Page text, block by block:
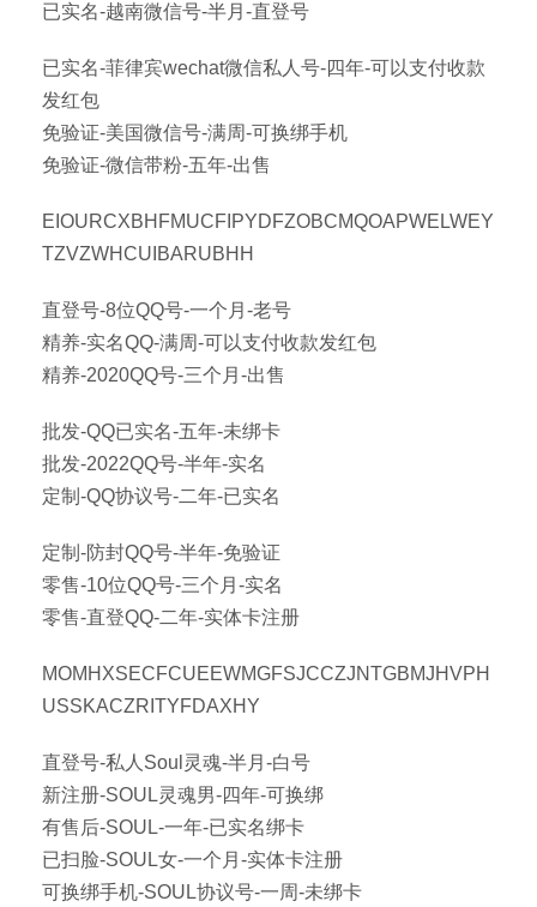
已实名-越南微信号-半月-直登号
已实名-菲律宾wechat微信私人号-四年-可以支付收款
发红包
免验证-美国微信号-满周-可换绑手机
免验证-微信带粉-五年-出售
EIOURCXBHFMUCFIPYDFZOBCMQOAPWELWEY
TZVZWHCUIBARUBHH
直登号-8位QQ号-一个月-老号
精养-实名QQ-满周-可以支付收款发红包
精养-2020QQ号-三个月-出售
批发-QQ已实名-五年-未绑卡
批发-2022QQ号-半年-实名
定制-QQ协议号-二年-已实名
定制-防封QQ号-半年-免验证
零售-10位QQ号-三个月-实名
零售-直登QQ-二年-实体卡注册
MOMHXSECFCUEEWMGFSJCCZJNTGBMJHVPH
USSKACZRITYFDAXHY
直登号-私人Soul灵魂-半月-白号
新注册-SOUL灵魂男-四年-可换绑
有售后-SOUL-一年-已实名绑卡
已扫脸-SOUL女-一个月-实体卡注册
可换绑手机-SOUL协议号-一周-未绑卡